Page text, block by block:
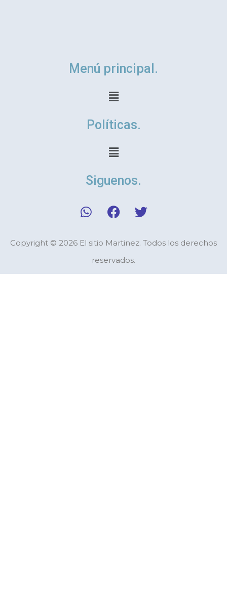
Menú principal.
Menú
Políticas.
Menú
Siguenos.
W
h
t
F
a
e
b
T
w
t
Copyright © 2026 El sitio Martinez. Todos los derechos
reservados.